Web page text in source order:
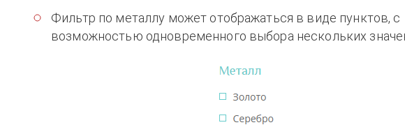
Фильтр по металлу может отображаться в виде пунктов, с
возможностью одновременного выбора нескольких